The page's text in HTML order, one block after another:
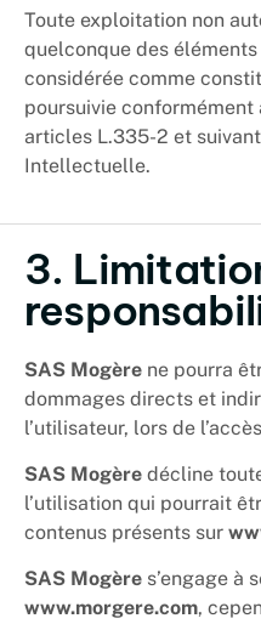
Toute exploitation non
quelconque des
considérée comme
poursuivie
articles L.335-2 et
Intellectuelle.
3.
SAS Mogère ne pourra
dommages directs et
l’utilisateur, lors de
SAS Mogère décline
l’utilisation qui pourrait
contenus présents sur
SAS Mogère s’engage à
www.morgere.com,